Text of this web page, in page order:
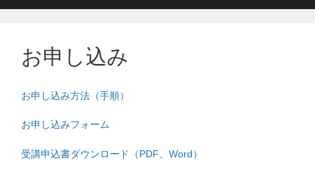
お申し込み
お申し込み方法（手順）
お申し込みフォーム
受講申込書ダウンロード（PDF、Word）